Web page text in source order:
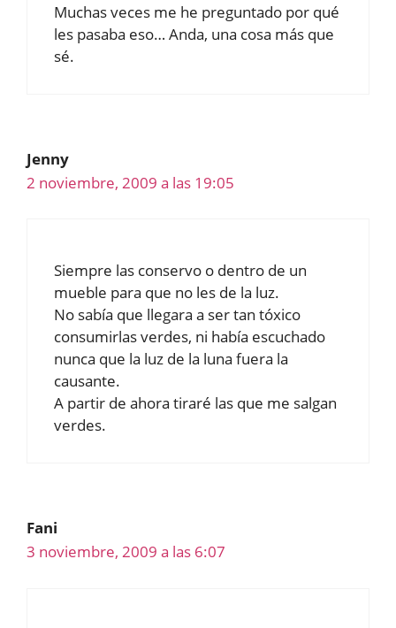
Muchas veces me he preguntado por qué
les pasaba eso… Anda, una cosa más que
sé.
Jenny
2 noviembre, 2009 a las 19:05
Siempre las conservo o dentro de un
mueble para que no les de la luz.
No sabía que llegara a ser tan tóxico
consumirlas verdes, ni había escuchado
nunca que la luz de la luna fuera la
causante.
A partir de ahora tiraré las que me salgan
verdes.
Fani
3 noviembre, 2009 a las 6:07